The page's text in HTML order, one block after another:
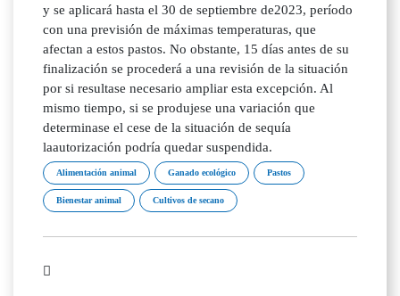
y se aplicará hasta el 30 de septiembre de2023, período
con una previsión de máximas temperaturas, que
afectan a estos pastos. No obstante, 15 días antes de su
finalización se procederá a una revisión de la situación
por si resultase necesario ampliar esta excepción. Al
mismo tiempo, si se produjese una variación que
determinase el cese de la situación de sequía
laautorización podría quedar suspendida.
Alimentación animal Ganado ecológico Pastos
Bienestar animal Cultivos de secano